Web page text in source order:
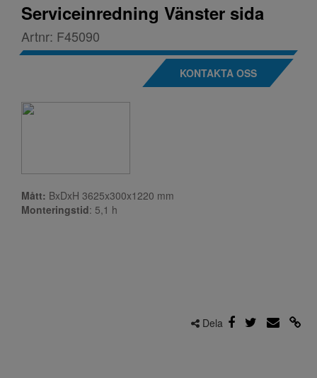
Serviceinredning Vänster sida
Artnr: F45090
KONTAKTA OSS
Mått: BxDxH 3625x300x1220 mm
Monteringstid: 5,1 h
Dela